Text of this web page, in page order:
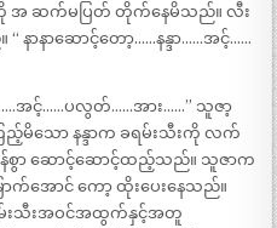
ကို အ ဆက်မပြတ် တိုက်နေမိသည်။ လီး
ာနာဆောင့်တော့……နန္ဒာ……အင့်……
အင့်……ပလွတ်……အား……” သူဇာ့
ြည့်မိသော နန္ဒာက ခရမ်းသီးကို လက်
န်စွာ ဆောင့်ဆောင့်ထည့်သည်။ သူဇာက
ာက်အောင် ကော့ ထိုးပေးနေသည်။
ရမ်းသီးအဝင်အထွက်နှင့်အတူ